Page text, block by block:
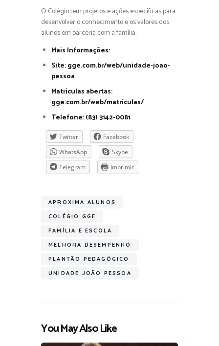
O Colégio tem projetos e ações específicas para
desenvolver o conhecimento e os valores dos
alunos em parceria com a família.
Mais Informações:
Site: gge.com.br/web/unidade-joao-
pessoa
Matrículas abertas:
gge.com.br/web/matriculas/
Telefone: (83) 3142-0081
Twitter
Facebook
WhatsApp
Skype
Telegram
Imprimir
APROXIMA ALUNOS
COLÉGIO GGE
FAMÍLIA E ESCOLA
MELHORA DESEMPENHO
PLANTÃO PEDAGÓGICO
UNIDADE JOÃO PESSOA
You May Also Like